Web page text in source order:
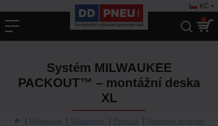
KČ
0
Milwaukee Skladování Packout Nástěnný program
Systém MILWAUKEE
PACKOUT™ – montážní deska
XL